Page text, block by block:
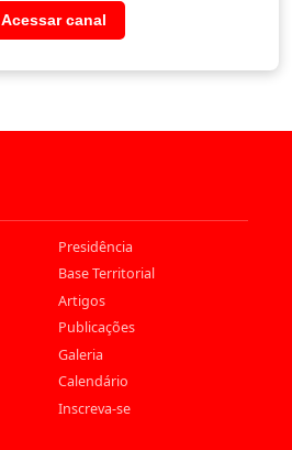
Acessar canal
Presidência
Base Territorial
Artigos
Publicações
Galeria
Calendário
Inscreva-se